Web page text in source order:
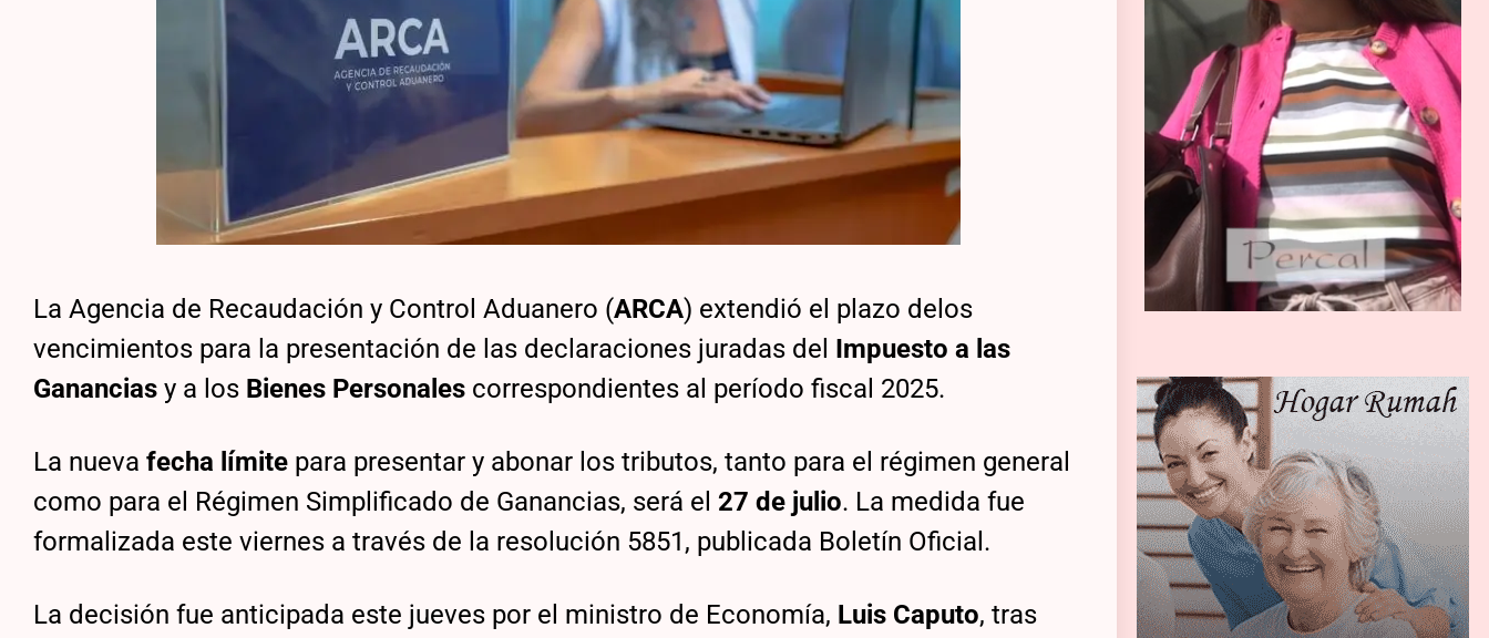
La Agencia de Recaudación y Control Aduanero (ARCA) extendió el plazo delos
vencimientos para la presentación de las declaraciones juradas del Impuesto a las
Ganancias y a los Bienes Personales correspondientes al período fiscal 2025.
La nuevafecha límite para presentar y abonar los tributos, tanto para el régimen general
como para el Régimen Simplificado de Ganancias, será el27 de julio. La medida fue
formalizada este viernes a través de la resolución 5851, publicada Boletín Oficial.
La decisión fue anticipada este jueves por el ministro de Economía, Luis Caputo, tras